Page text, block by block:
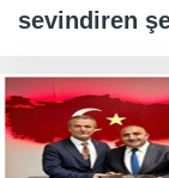
sevindiren